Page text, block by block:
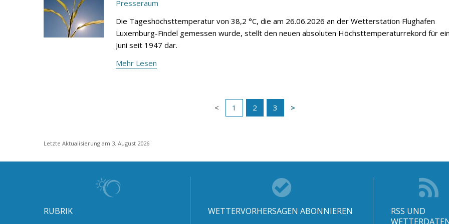
Presseraum
Die Tageshöchsttemperatur von 38,2 °C, die am 26.06.2026 an der Wetterstation Flughafen
Luxemburg-Findel gemessen wurde, stellt den neuen absoluten Höchsttemperaturrekord für
Juni seit 1947 dar.
Mehr Lesen
1 2 3
Letzte Aktualisierung am 3. August 2026
RUBRIK WETTERVORHERSAGEN ABONNIEREN
RSS UND